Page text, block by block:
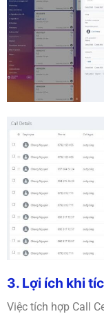
3. Lợi ích khi
Việc tích hợp Call